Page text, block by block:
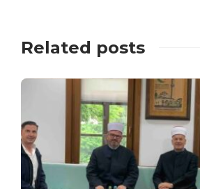
Related posts